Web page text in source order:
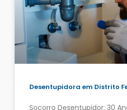
Desentupidora em Distrito
Socorro Desentupidor: 30